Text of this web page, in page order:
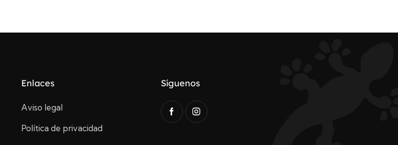
Enlaces
Aviso legal
Política de privacidad
Síguenos